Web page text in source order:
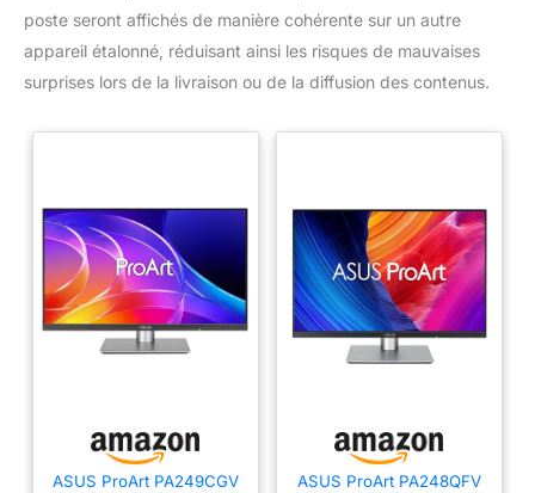
poste seront affichés de manière cohérente sur un autre
appareil étalonné, réduisant ainsi les risques de mauvaises
surprises lors de la livraison ou de la diffusion des contenus.
ASUS ProArt PA249CGV
ASUS ProArt PA248QFV